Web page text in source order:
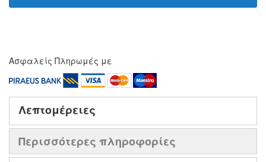
Ασφαλείς Πληρωμές με
Λεπτομέρειες
Περισσότερες πληροφορίες